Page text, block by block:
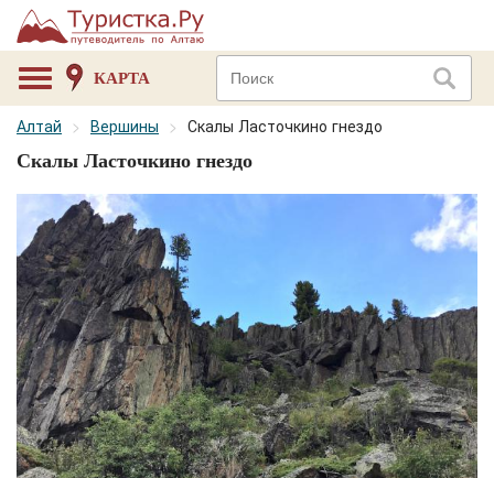
КАРТА
Алтай Вершины
Скалы Ласточкино гнездо
Скалы Ласточкино гнездо